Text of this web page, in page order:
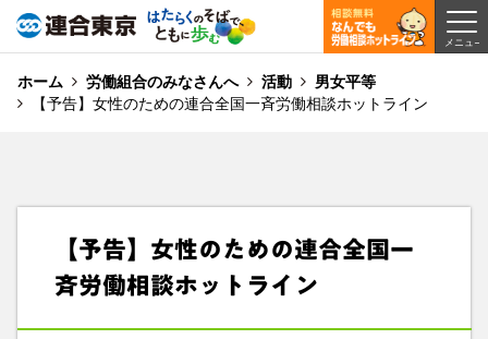
ホーム 労働組合のみなさんへ 活動
男女平等
【予告】女性のための連合全国一斉労働相談ホットライン
【予告】女性のための連合全国一
斉労働相談ホットライン